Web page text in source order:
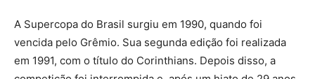
A Supercopa do Brasil surgiu em 1990, quando foi
vencida pelo Grêmio. Sua segunda edição foi realizada
em 1991, com o título do Corinthians. Depois disso, a